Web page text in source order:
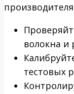
волокна и
тестовых